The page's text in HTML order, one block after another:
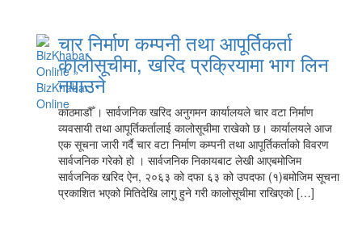
चार निर्माण कम्पनी तथा आपूर्तिकर्ता
कालोसूचीमा, खरिद प्रक्रियामा भाग लिन
नपाउने
काठमाडौँ । सार्वजनिक खरिद अनुगमन कार्यालयले चार वटा निर्माण
व्यवसायी तथा आपूर्तिकर्तालाई कालोसूचीमा राखेको छ। कार्यालयले आज
एक सूचना जारी गर्दै चार वटा निर्माण कम्पनी तथा आपूर्तिकर्ताको विवरण
सार्वजनिक गरेको हो । सार्वजनिक निकायबाट लेखी आएबमोजिम
सार्वजनिक खरिद ऐन, २०६३ को दफा ६३ को उपदफा (१)बमोजिम सूचना
प्रकाशित भएको मितिदेखि लागु हुने गरी कालोसूचीमा राखिएको […]